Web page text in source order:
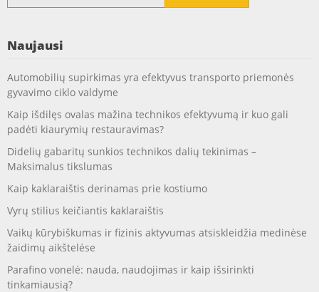
Naujausi
Automobilių supirkimas yra efektyvus transporto priemonės
gyvavimo ciklo valdyme
Kaip išdilęs ovalas mažina technikos efektyvumą ir kuo gali
padėti kiaurymių restauravimas?
Didelių gabaritų sunkios technikos dalių tekinimas –
Maksimalus tikslumas
Kaip kaklaraištis derinamas prie kostiumo
Vyrų stilius keičiantis kaklaraištis
Vaikų kūrybiškumas ir fizinis aktyvumas atsiskleidžia medinėse
žaidimų aikštelėse
Parafino vonelė: nauda, naudojimas ir kaip išsirinkti
tinkamiausią?